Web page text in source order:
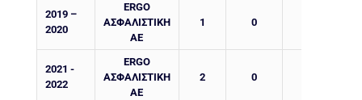
2019 –
2020
ERGO
ΑΣΦΑΛΙΣΤΙΚΗ
ΑΕ
1 0
2021 -
2022
ERGO
ΑΣΦΑΛΙΣΤΙΚΗ
ΑΕ
2 0